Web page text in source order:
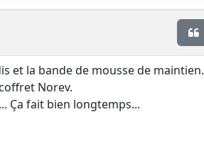
et la bande de mousse de maintien.
Norev.
Ça fait bien longtemps...